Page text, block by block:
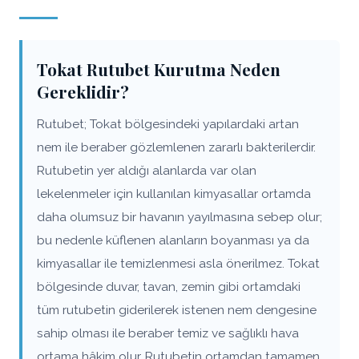
Tokat Rutubet Kurutma Neden
Gereklidir?
Rutubet; Tokat bölgesindeki yapılardaki artan
nem ile beraber gözlemlenen zararlı bakterilerdir.
Rutubetin yer aldığı alanlarda var olan
lekelenmeler için kullanılan kimyasallar ortamda
daha olumsuz bir havanın yayılmasına sebep olur;
bu nedenle küflenen alanların boyanması ya da
kimyasallar ile temizlenmesi asla önerilmez. Tokat
bölgesinde duvar, tavan, zemin gibi ortamdaki
tüm rutubetin giderilerek istenen nem dengesine
sahip olması ile beraber temiz ve sağlıklı hava